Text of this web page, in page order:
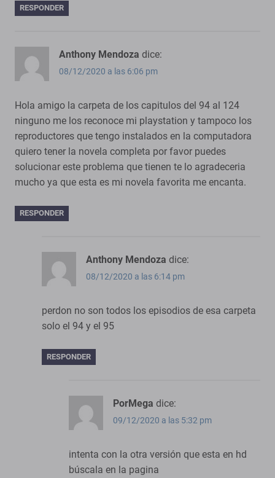
RESPONDER
Anthony Mendoza dice:
08/12/2020 a las 6:06 pm
Hola amigo la carpeta de los capitulos del 94 al 124
ninguno me los reconoce mi playstation y tampoco los
reproductores que tengo instalados en la computadora
quiero tener la novela completa por favor puedes
solucionar este problema que tienen te lo agradeceria
mucho ya que esta es mi novela favorita me encanta.
RESPONDER
Anthony Mendoza dice:
08/12/2020 a las 6:14 pm
perdon no son todos los episodios de esa carpeta
solo el 94 y el 95
RESPONDER
PorMega dice:
09/12/2020 a las 5:32 pm
intenta con la otra versión que esta en hd
búscala en la pagina